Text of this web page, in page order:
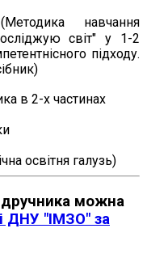
навчання
світ" у 1-2
підходу.
в 2-х частинах
освітня галузь)
можна
ДНУ "ІМЗО" за